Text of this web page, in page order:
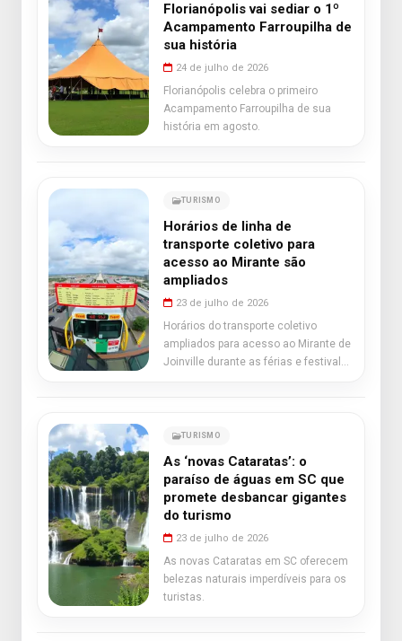
Florianópolis vai sediar o 1º
Acampamento Farroupilha de
sua história
24 de julho de 2026
Florianópolis celebra o primeiro
Acampamento Farroupilha de sua
história em agosto.
TURISMO
Horários de linha de
transporte coletivo para
acesso ao Mirante são
ampliados
23 de julho de 2026
Horários do transporte coletivo
ampliados para acesso ao Mirante de
Joinville durante as férias e festival
TURISMO
As ‘novas Cataratas’: o
paraíso de águas em SC que
promete desbancar gigantes
do turismo
23 de julho de 2026
As novas Cataratas em SC oferecem
belezas naturais imperdíveis para os
turistas.